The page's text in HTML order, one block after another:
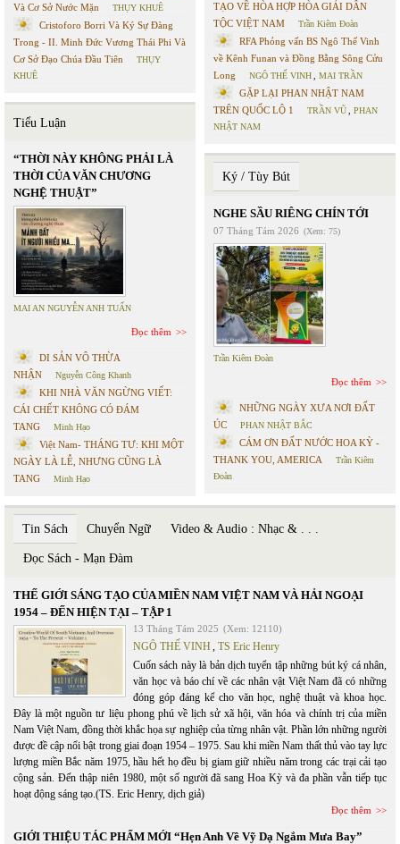
Và Cơ Sở Nước Mặn
THỤY KHUÊ
Cristoforo Borri Và Ký Sự Đàng
Trong - II. Minh Đức Vương Thái Phi Và
Cơ Sở Đạo Chúa Đầu Tiên
THỤY
KHUÊ
Tiểu Luận
“THỜI NÀY KHÔNG PHẢI LÀ
THỜI CỦA VĂN CHƯƠNG
NGHỆ THUẬT”
MAI AN NGUYỄN ANH TUẤN
Đọc thêm
DI SẢN VÔ THỪA
NHẬN
Nguyễn Công Khanh
KHI NHÀ VĂN NGỪNG VIẾT:
CÁI CHẾT KHÔNG CÓ ĐÁM
TANG
Minh Hạo
Việt Nam- THÁNG TƯ: KHI MỘT
NGÀY LÀ LỄ, NHƯNG CŨNG LÀ
TANG
Minh Hạo
TẠO VỀ HÒA HỢP HÒA GIẢI DÂN
TỘC VIỆT NAM
Trần Kiêm Đoàn
RFA Phỏng vấn BS Ngô Thế Vinh
về Kênh Funan và Đồng Bằng Sông Cửu
Long
NGÔ THẾ VINH MAI TRẦN
GẶP LẠI PHAN NHẬT NAM
TRÊN QUỐC LỘ 1
TRẦN VŨ
PHAN
NHẬT NAM
Ký / Tùy Bút
NGHE SẦU RIÊNG CHÍN TỚI
07 Tháng Tám 2026 (Xem: 75)
Trần Kiêm Đoàn
Đọc thêm
NHỮNG NGÀY XƯA NƠI ĐẤT
ÚC
PHAN NHẬT BẮC
CÁM ƠN ĐẤT NƯỚC HOA KỲ -
THANK YOU, AMERICA
Trần Kiêm
Đoàn
Tin Sách Chuyển Ngữ Video & Audio : Nhạc & . . .
Đọc Sách - Mạn Đàm
THẾ GIỚI SÁNG TẠO CỦA MIỀN NAM VIỆT NAM VÀ HẢI NGOẠI
1954 – ĐẾN HIỆN TẠI – TẬP 1
13 Tháng Tám 2025 (Xem: 12110)
NGÔ THẾ VINH, TS Eric Henry
Cuốn sách này là bản dịch tuyển tập những bút ký cá nhân,
văn học và báo chí về các nhân vật Việt Nam đã có những
đóng góp đáng kể cho văn học, nghệ thuật và khoa học.
Đây là một nguồn tư liệu phong phú về lịch sử xã hội, văn hóa và chính trị của miền
Nam Việt Nam, đồng thời khắc họa sự nghiệp của từng nhân vật. Phần lớn những người
được đề cập nổi bật trong giai đoạn 1954 – 1975. Sau khi miền Nam thất thủ vào tay lực
lượng miền Bắc năm 1975, hầu hết họ đều bị giam giữ nhiều năm trong các trại cải tạo
cộng sản. Đến thập niên 1980, một số người đã sang Hoa Kỳ và đa phần vẫn tiếp tục
hoạt động sáng tạo.(TS. Eric Henry, dịch giả)
Đọc thêm
GIỚI THIỆU TÁC PHẨM MỚI “Hẹn Anh Về Vỹ Dạ Ngắm Mưa Bay”